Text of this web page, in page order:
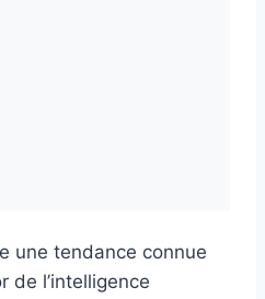
une tendance connue
de l’intelligence